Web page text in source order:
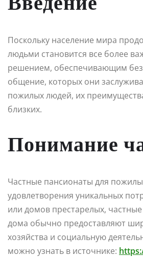
Поскольку население мира
людьми становится все более
решением, обеспечивающим
общение, которых они
пожилых людей, их
близких.
Понимание
Частные пансионаты для
удовлетворения уникальных
или домов престарелых,
дома обычно предоставляют
хозяйства и социальную
можно узнать в источнике: